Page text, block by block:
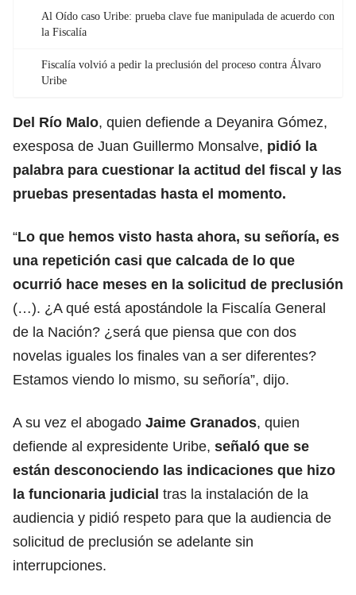
Al Oído caso Uribe: prueba clave fue manipulada de acuerdo con
la Fiscalía
Fiscalía volvió a pedir la preclusión del proceso contra Álvaro
Uribe
Del Río Malo, quien defiende a Deyanira Gómez,
exesposa de Juan Guillermo Monsalve, pidió la
palabra para cuestionar la actitud del fiscal y las
pruebas presentadas hasta el momento.
“Lo que hemos visto hasta ahora, su señoría, es
una repetición casi que calcada de lo que
ocurrió hace meses en la solicitud de preclusión
(…). ¿A qué está apostándole la Fiscalía General
de la Nación? ¿será que piensa que con dos
novelas iguales los finales van a ser diferentes?
Estamos viendo lo mismo, su señoría”, dijo.
A su vez el abogado Jaime Granados, quien
defiende al expresidente Uribe, señaló que se
están desconociendo las indicaciones que hizo
la funcionaria judicial tras la instalación de la
audiencia y pidió respeto para que la audiencia de
solicitud de preclusión se adelante sin
interrupciones.